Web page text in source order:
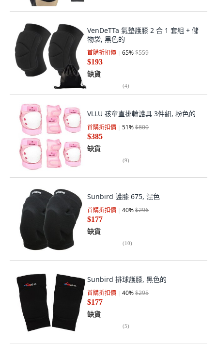
VenDeTTa 氣墊護膝 2 合 1 套組 + 儲
物袋, 黑色的
首購折扣價 65%$559
$193
缺貨
(4)
VLLU 孩童直排輪護具 3件組, 粉色的
首購折扣價 51%$800
$385
缺貨
(9)
Sunbird 護膝 675, 混色
首購折扣價 40%$296
$177
缺貨
(10)
Sunbird 排球護膝, 黑色的
首購折扣價 40%$295
$177
缺貨
(5)